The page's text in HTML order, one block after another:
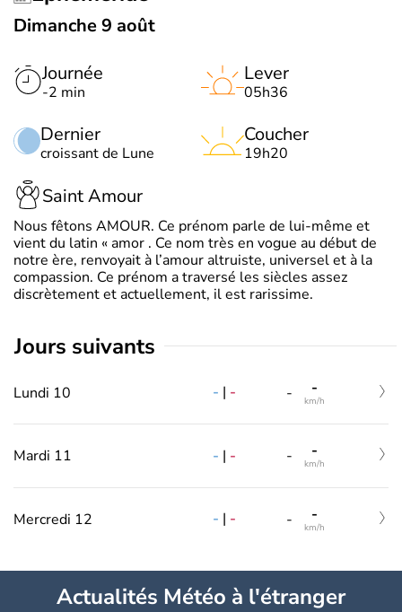
Dimanche 9 août
Journée
-2 min
Dernier
croissant de Lune
Lever
05h36
Coucher
19h20
Saint Amour
Nous fêtons AMOUR. Ce prénom parle de lui-même et
vient du latin « amor . Ce nom très en vogue au début de
notre ère, renvoyait à l’amour altruiste, universel et à la
compassion. Ce prénom a traversé les siècles assez
discrètement et actuellement, il est rarissime.
jours suivants
Lundi 10 - | - - -
km/h
Mardi 11 - | - - -
km/h
Mercredi 12 - | - - -
km/h
Actualités Météo à l'étranger